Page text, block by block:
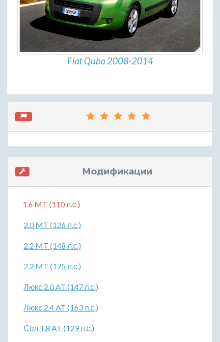
Fiat Qubo 2008-2014
Модификации
1.6 MT (110 л.с.)
2.0 MT (126 л.с.)
2.2 MT (148 л.с.)
2.2 MT (175 л.с.)
Люкс 2.0 AT (147 л.с.)
Люкс 2.4 AT (163 л.с.)
Сол 1.8 AT (129 л.с.)